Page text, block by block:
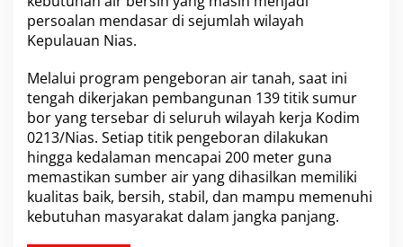
y
a
persoalan mendasar di sejumlah wilayah
Kepulauan Nias.
Melalui program pengeboran air tanah, saat ini
tengah dikerjakan pembangunan 139 titik sumur
bor yang tersebar di seluruh wilayah kerja Kodim
0213/Nias. Setiap titik pengeboran dilakukan
hingga kedalaman mencapai 200 meter guna
memastikan sumber air yang dihasilkan memiliki
kualitas baik, bersih, stabil, dan mampu memenuhi
kebutuhan masyarakat dalam jangka panjang.